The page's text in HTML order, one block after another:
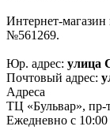
Интернет-магазин
№561269.
Юр. адрес: улица
Почтовый адрес:
Адреса
ТЦ «Бульвар», пр-
Ежедневно с 10:00